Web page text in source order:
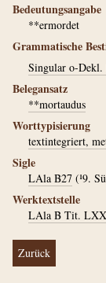
Bedeutungsangabe
**ermordet
Grammatische
Singular o-
Belegansatz
**mortaudus
Worttypisierung
textintegriert,
Sigle
LAla B27 (¹9.
Werktextstelle
LAla B Tit.
Zurück